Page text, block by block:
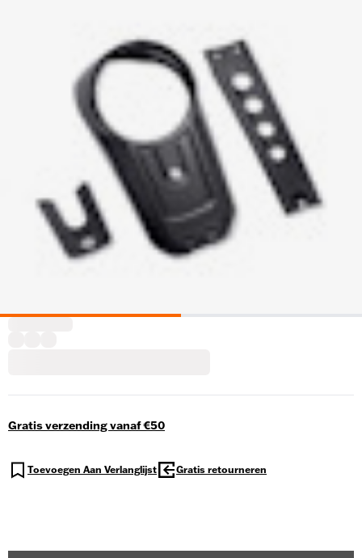
Gratis verzending vanaf €50
Toevoegen Aan Verlanglijst Gratis retourneren